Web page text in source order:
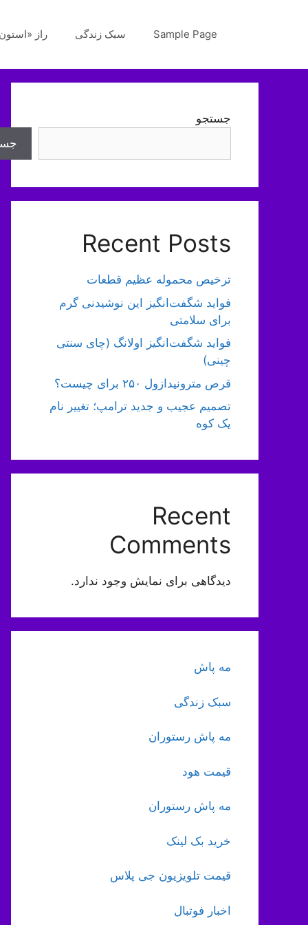
Sample Page سبک زندگی راز
جستجو
Recent Posts
ترخیص محموله عظیم قطعات
فواید شگفت‌انگیز این نوشیدنی گرم
برای سلامتی
فواید شگفت‌انگیز اولانگ (چای سنتی
چینی)
قرص مترونیدازول ۲۵۰ برای چیست؟
تصمیم عجیب و جدید ترامپ؛ تغییر نام
یک کوه
Recent
Comments
دیدگاهی برای نمایش وجود ندارد.
مه پاش
سبک زندگی
مه پاش رستوران
قیمت هود
مه پاش رستوران
خرید بک لینک
قیمت تلویزیون جی پلاس
اخبار فوتبال